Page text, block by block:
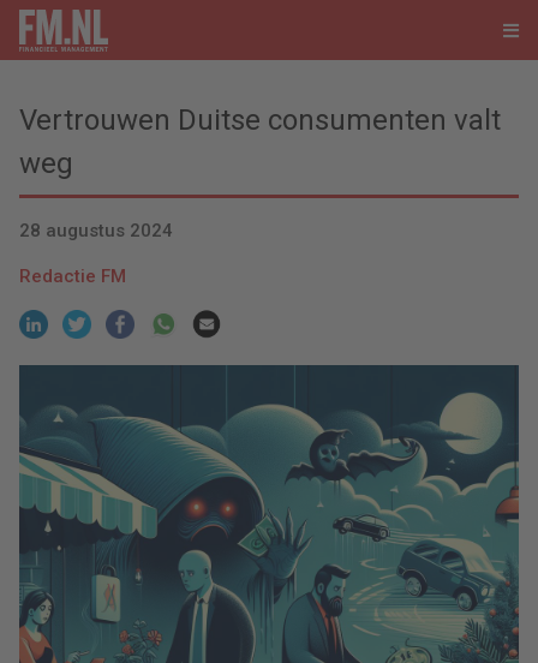
Vertrouwen Duitse consumenten valt
weg
28 augustus 2024
Redactie FM